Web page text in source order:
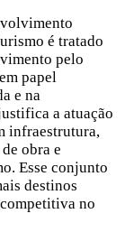
é tratado
pelo
papel
e na
a atuação
infraestrutura,
obra e
Esse conjunto
destinos
no